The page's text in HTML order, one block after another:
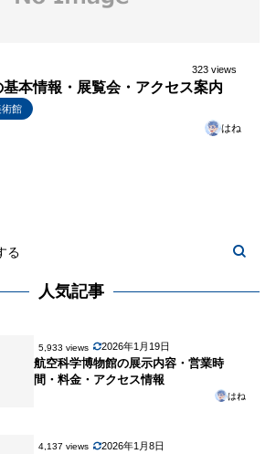
323 views
本情報・展覧会・アクセス案内
術館
はね
人気記事
5,933 views 2026年1月19日
航空科学博物館の展示内容・営業時
間・料金・アクセス情報
はね
4,137 views 2026年1月8日